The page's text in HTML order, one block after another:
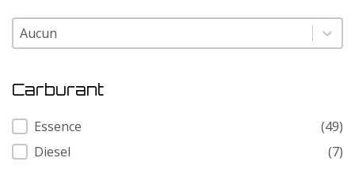
Modele
Modele
Carburant
Carburant
Essence
(49)
Diesel
(7)